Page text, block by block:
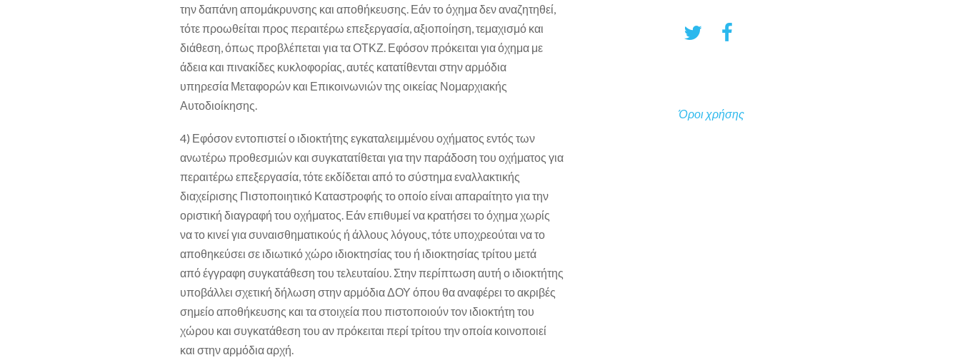
την δαπάνη απομάκρυνσης και αποθήκευσης. Εάν το όχημα δεν αναζητηθεί,
τότε προωθείται προς περαιτέρω επεξεργασία, αξιοποίηση, τεμαχισμό και
διάθεση, όπως προβλέπεται για τα ΟΤΚΖ. Εφόσον πρόκειται για όχημα με
άδεια και πινακίδες κυκλοφορίας, αυτές κατατίθενται στην αρμόδια
υπηρεσία Μεταφορών και Επικοινωνιών της οικείας Νομαρχιακής
Αυτοδιοίκησης.
4) Εφόσον εντοπιστεί ο ιδιοκτήτης εγκαταλειμμένου οχήματος εντός των
ανωτέρω προθεσμιών και συγκατατίθεται για την παράδοση του οχήματος για
περαιτέρω επεξεργασία, τότε εκδίδεται από το σύστημα εναλλακτικής
διαχείρισης Πιστοποιητικό Καταστροφής το οποίο είναι απαραίτητο για την
οριστική διαγραφή του οχήματος. Εάν επιθυμεί να κρατήσει το όχημα χωρίς
να το κινεί για συναισθηματικούς ή άλλους λόγους, τότε υποχρεούται να το
αποθηκεύσει σε ιδιωτικό χώρο ιδιοκτησίας του ή ιδιοκτησίας τρίτου μετά
από έγγραφη συγκατάθεση του τελευταίου. Στην περίπτωση αυτή ο ιδιοκτήτης
υποβάλλει σχετική δήλωση στην αρμόδια ΔΟΥ όπου θα αναφέρει το ακριβές
σημείο αποθήκευσης και τα στοιχεία που πιστοποιούν τον ιδιοκτήτη του
χώρου και συγκατάθεση του αν πρόκειται περί τρίτου την οποία κοινοποιεί
και στην αρμόδια αρχή.
Όροι χρήσης